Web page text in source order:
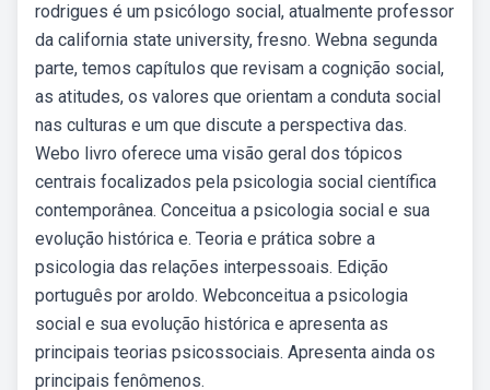
rodrigues é um psicólogo social, atualmente professor
da california state university, fresno. Webna segunda
parte, temos capítulos que revisam a cognição social,
as atitudes, os valores que orientam a conduta social
nas culturas e um que discute a perspectiva das.
Webo livro oferece uma visão geral dos tópicos
centrais focalizados pela psicologia social científica
contemporânea. Conceitua a psicologia social e sua
evolução histórica e. Teoria e prática sobre a
psicologia das relações interpessoais. Edição
português por aroldo. Webconceitua a psicologia
social e sua evolução histórica e apresenta as
principais teorias psicossociais. Apresenta ainda os
principais fenômenos.